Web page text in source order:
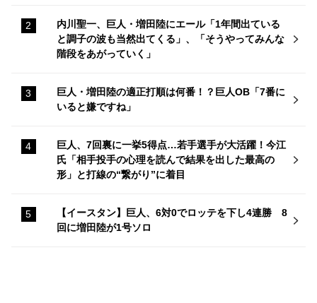
内川聖一、巨人・増田陸にエール「1年間出ている
と調子の波も当然出てくる」、「そうやってみんな
階段をあがっていく」
巨人・増田陸の適正打順は何番！？巨人OB「7番に
いると嫌ですね」
巨人、7回裏に一挙5得点…若手選手が大活躍！今江
氏「相手投手の心理を読んで結果を出した最高の
形」と打線の“繋がり”に着目
【イースタン】巨人、6対0でロッテを下し4連勝 8
回に増田陸が1号ソロ